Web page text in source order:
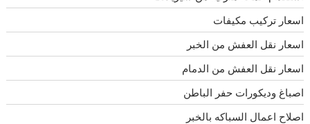
اسعار تركيب مكيفات
اسعار نقل العفش من الخبر
اسعار نقل العفش من الدمام
اصباغ وديكورات حفر الباطن
اصلاح اعمال السباكه بالخبر